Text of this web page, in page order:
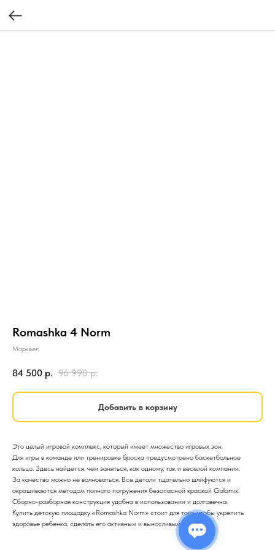
Romashka 4 Norm
Марквел
84 500 р. 96 990 р.
Добавить в корзину
Это целый игровой комплекс, который имеет множество игровых зон.
Для игры в команде или тренировке броска предусмотрено баскетбольное
кольцо. Здесь найдется, чем заняться, как одному, так и веселой компании.
За качество можно не волноваться. Все детали тщательно шлифуются и
окрашиваются методом полного погружения безопасной краской Galamix.
Сборно-разборная конструкция удобна в использовании и долговечна.
Купить детскую площадку «Romashka Norm» стоит для того, чтобы укрепить
здоровье ребенка, сделать его активным и выносливым.